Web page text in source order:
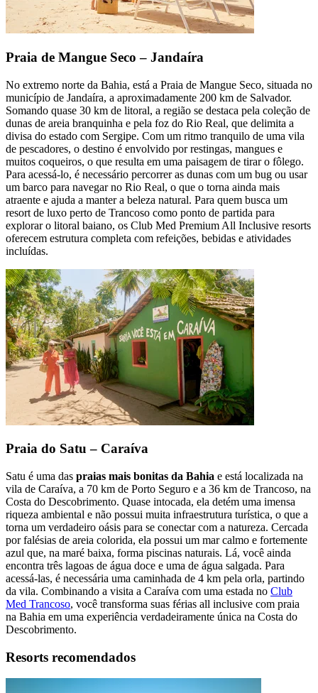
Praia de Mangue Seco – Jandaíra
No extremo norte da Bahia, está a Praia de Mangue Seco, situada no
município de Jandaíra, a aproximadamente 200 km de Salvador.
Somando quase 30 km de litoral, a região se destaca pela coleção de
dunas de areia branquinha e pela foz do Rio Real, que delimita a
divisa do estado com Sergipe. Com um ritmo tranquilo de uma vila
de pescadores, o destino é envolvido por restingas, mangues e
muitos coqueiros, o que resulta em uma paisagem de tirar o fôlego.
Para acessá-lo, é necessário percorrer as dunas com um bug ou usar
um barco para navegar no Rio Real, o que o torna ainda mais
atraente e ajuda a manter a beleza natural. Para quem busca um
resort de luxo perto de Trancoso como ponto de partida para
explorar o litoral baiano, os Club Med Premium All Inclusive resorts
oferecem estrutura completa com refeições, bebidas e atividades
incluídas.
Praia do Satu – Caraíva
Satu é uma das praias mais bonitas da Bahia e está localizada na
vila de Caraíva, a 70 km de Porto Seguro e a 36 km de Trancoso, na
Costa do Descobrimento. Quase intocada, ela detém uma imensa
riqueza ambiental e não possui muita infraestrutura turística, o que a
torna um verdadeiro oásis para se conectar com a natureza. Cercada
por falésias de areia colorida, ela possui um mar calmo e fortemente
azul que, na maré baixa, forma piscinas naturais. Lá, você ainda
encontra três lagoas de água doce e uma de água salgada. Para
acessá-las, é necessária uma caminhada de 4 km pela orla, partindo
da vila. Combinando a visita a Caraíva com uma estada no Club
Med Trancoso, você transforma suas férias all inclusive com praia
na Bahia em uma experiência verdadeiramente única na Costa do
Descobrimento.
Resorts recomendados